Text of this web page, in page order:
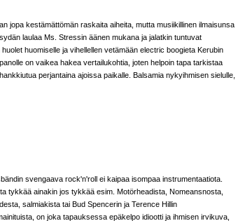
jopa kestämättömän raskaita aiheita, mutta musiikillinen ilmaisunsa
laulaa Ms. Stressin äänen mukana ja jalatkin tuntuvat
huomiselle ja vihellellen vetämään electric boogieta Kerubin
on vaikea hakea vertailukohtia, joten helpoin tapa tarkistaa
perjantaina ajoissa paikalle. Balsamia nykyihmisen sielulle,
svengaava rock'n'roll ei kaipaa isompaa instrumentaatiota.
tykkää ainakin jos tykkää esim. Motörheadista, Nomeansnosta,
salmiakista tai Bud Spencerin ja Terence Hillin
on joka tapauksessa epäkelpo idiootti ja ihmisen irvikuva,